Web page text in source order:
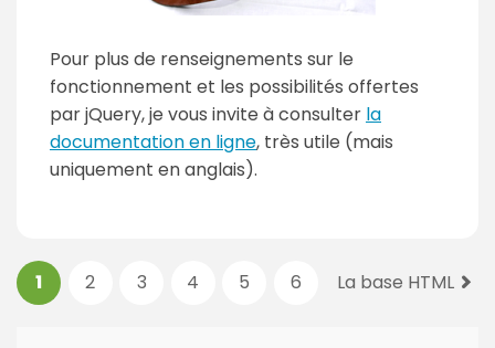
Pour plus de renseignements sur le
fonctionnement et les possibilités offertes
par jQuery, je vous invite à consulter la
documentation en ligne, très utile (mais
uniquement en anglais).
P
a
1 2 3 4 5 6 La base HTML